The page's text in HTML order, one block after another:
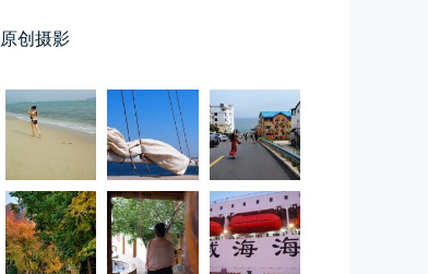
早晨在厨房时一抬头，看到窗外已...
原创摄影